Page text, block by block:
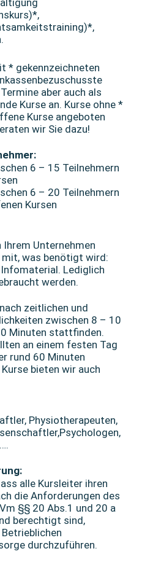
* gekennzeichneten
aber auch als
Kurse an. Kurse ohne *
Kurse angeboten
wir Sie dazu!
6 – 15 Teilnehmern
6 – 20 Teilnehmern
Kursen
Ihrem Unternehmen
mit, was benötigt wird:
Lediglich
werden.
zeitlichen und
zwischen 8 – 10
Minuten stattfinden.
an einem festen Tag
rund 60 Minuten
bieten wir auch
Physiotherapeuten,
alle Kursleiter ihren
die Anforderungen des
§§ 20 Abs.1 und 20 a
berechtigt sind,
durchzuführen.